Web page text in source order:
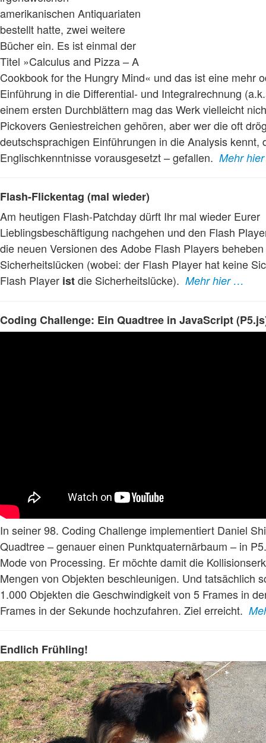
amerikanischen Antiquariaten
bestellt hatte, zwei weitere
Bücher ein. Es ist einmal der
Titel »Calculus and Pizza – A
Cookbook for the Hungry Mind« und das ist eine mehr
Einführung in die Differential- und Integralrechnung
einem ersten Durchblättern mag das Werk vielleicht
Pickovers Geniestreichen gehören, aber wer die oft
deutschsprachigen Einführungen in die Analysis kennt,
Englischkenntnisse vorausgesetzt – gefallen. Mehr
Flash-Flickentag (mal wieder)
Am heutigen Flash-Patchday dürft Ihr mal wieder Eurer
Lieblingsbeschäftigung nachgehen und den Flash
die neuen Versionen des Adobe Flash Players
Sicherheitslücken (wobei: der Flash Player hat keine
Flash Player istdie Sicherheitslücke). Mehr hier …
Coding Challenge: Ein Quadtree in JavaScript
In seiner 98. Coding Challenge implementiert Daniel
Quadtree – genauer einen Punktquaternärbaum – in
Mode von Processing. Er möchte damit die
Mengen von Objekten beschleunigen. Und tatsächlich
1.000 Objekten die Geschwindigkeit von 5 Frames in
Frames in der Sekunde hochzufahren. Ziel erreicht.
Endlich Frühling!